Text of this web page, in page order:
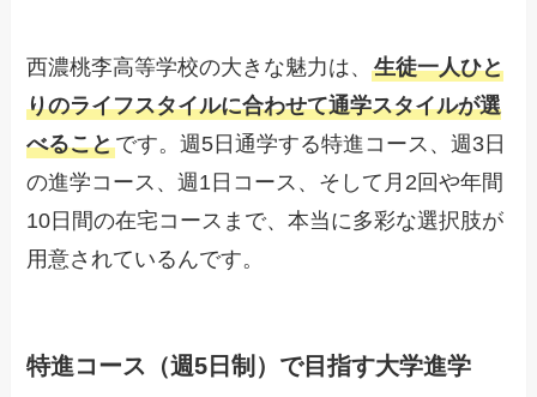
西濃桃李高等学校の大きな魅力は、生徒一人ひと
りのライフスタイルに合わせて通学スタイルが選
べることです。週5日通学する特進コース、週3日
の進学コース、週1日コース、そして月2回や年間
10日間の在宅コースまで、本当に多彩な選択肢が
用意されているんです。
特進コース（週5日制）で目指す大学進学